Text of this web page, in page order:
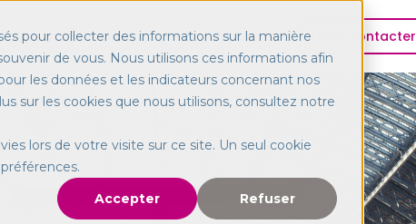
pour collecter des informations sur la manière
de vous. Nous utilisons ces informations afin
les données et les indicateurs concernant nos
sur les cookies que nous utilisons, consultez notre
lors de votre visite sur ce site. Un seul cookie
Accepter
Refuser
Secteurs International À propos Nous contacter